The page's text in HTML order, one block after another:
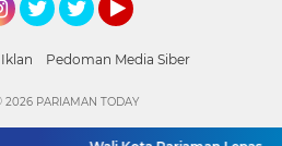
Pedoman Media Siber
2026 PARIAMAN TODAY